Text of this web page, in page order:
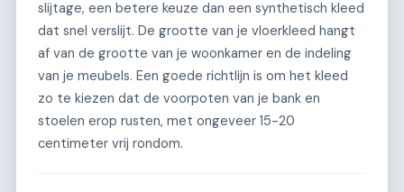
slijtage, een betere keuze dan een synthetisch kleed
dat snel verslijt. De grootte van je vloerkleed hangt
af van de grootte van je woonkamer en de indeling
van je meubels. Een goede richtlijn is om het kleed
zo te kiezen dat de voorpoten van je bank en
stoelen erop rusten, met ongeveer 15-20
centimeter vrij rondom.